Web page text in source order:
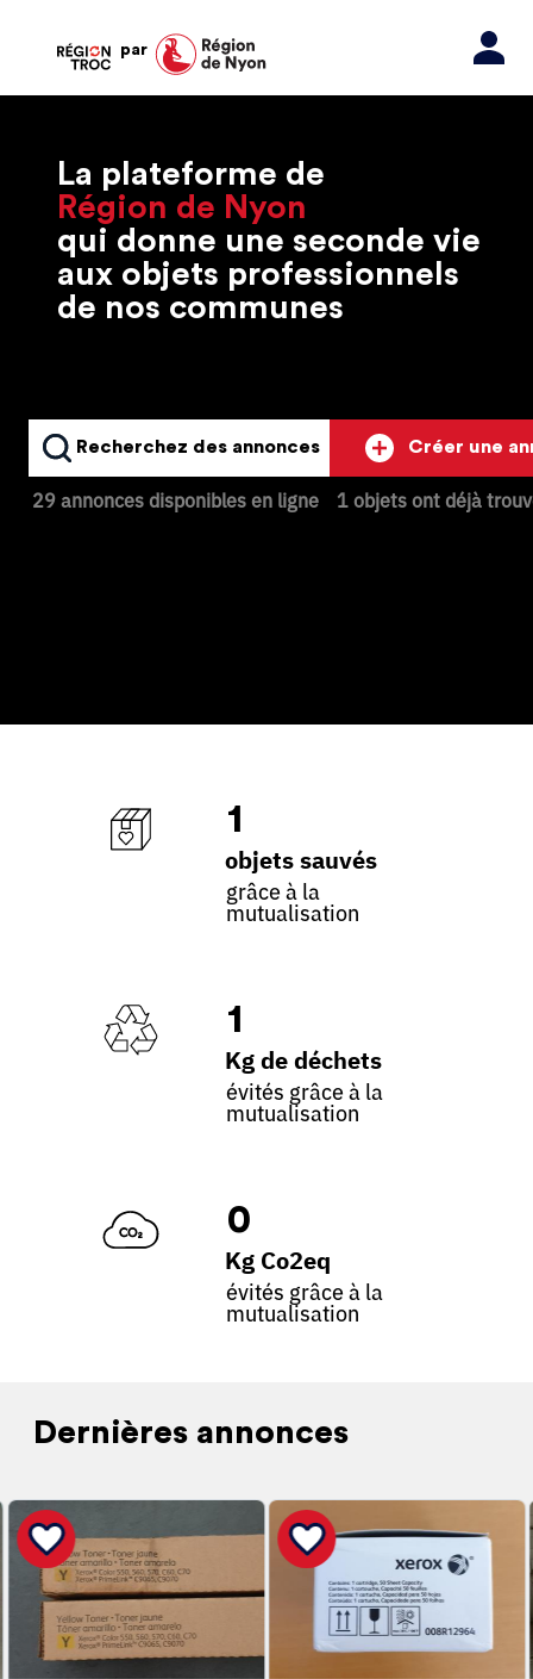
par
La plateforme de
Région de Nyon
qui donne une seconde vie
aux objets professionnels
de nos communes
Recherchez des annonces
29 annonces disponibles en ligne
Créer une
1 objets ont déjà
1
objets sauvés
grâce à la
mutualisation
1
Kg de déchets
évités grâce à la
mutualisation
0
Kg Co2eq
évités grâce à la
mutualisation
Dernières annonces